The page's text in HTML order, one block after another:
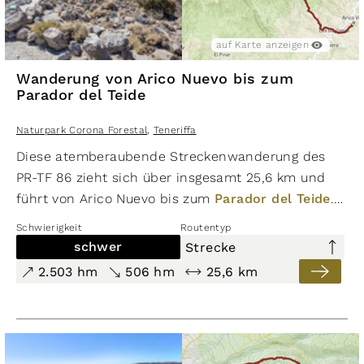
auf Karte anzeigen
Wanderung von Arico Nuevo bis zum
Parador del Teide
Naturpark Corona Forestal, Teneriffa
Diese atemberaubende Streckenwanderung des
PR-TF 86 zieht sich über insgesamt 25,6 km und
führt von Arico Nuevo bis zum Parador del Teide.
Die Mar a cumbre de Arico Route verläuft
kontinuierlich bergauf und führt nur auf der letzten
Etappe von der Degollada de Guajara bis zum
Parador del Teide bergab. Die Wanderung ist mit
Kanälen und alpinen Passagen ein
Schwierigkeit Routentyp
schwer
Strecke
2.503 hm
506 hm 25,6 km